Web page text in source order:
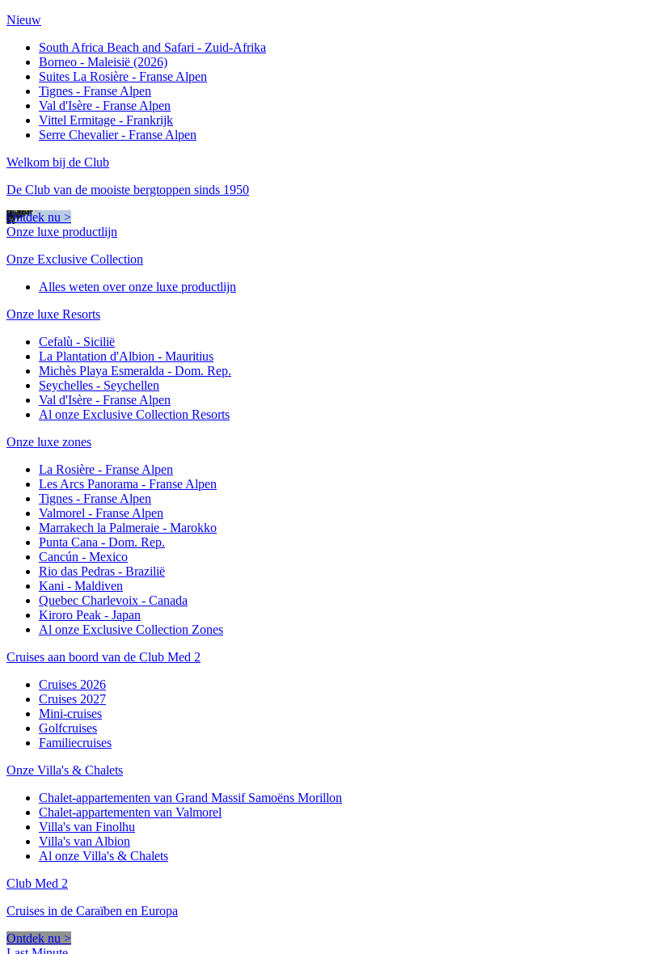
Nieuw
South Africa Beach and Safari - Zuid-Afrika
Borneo - Maleisië (2026)
Suites La Rosière - Franse Alpen
Tignes - Franse Alpen
Val d'Isère - Franse Alpen
Vittel Ermitage - Frankrijk
Serre Chevalier - Franse Alpen
Welkom bij de Club
De Club van de mooiste bergtoppen sinds 1950
Ontdek nu >
Onze luxe productlijn
Onze Exclusive Collection
Alles weten over onze luxe productlijn
Onze luxe Resorts
Cefalù - Sicilië
La Plantation d'Albion - Mauritius
Michès Playa Esmeralda - Dom. Rep.
Seychelles - Seychellen
Val d'Isère - Franse Alpen
Al onze Exclusive Collection Resorts
Onze luxe zones
La Rosière - Franse Alpen
Les Arcs Panorama - Franse Alpen
Tignes - Franse Alpen
Valmorel - Franse Alpen
Marrakech la Palmeraie - Marokko
Punta Cana - Dom. Rep.
Cancún - Mexico
Rio das Pedras - Brazilië
Kani - Maldiven
Quebec Charlevoix - Canada
Kiroro Peak - Japan
Al onze Exclusive Collection Zones
Cruises aan boord van de Club Med 2
Cruises 2026
Cruises 2027
Mini-cruises
Golfcruises
Familiecruises
Onze Villa's & Chalets
Chalet-appartementen van Grand Massif Samoëns Morillon
Chalet-appartementen van Valmorel
Villa's van Finolhu
Villa's van Albion
Al onze Villa's & Chalets
Club Med 2
Cruises in de Caraïben en Europa
Ontdek nu >